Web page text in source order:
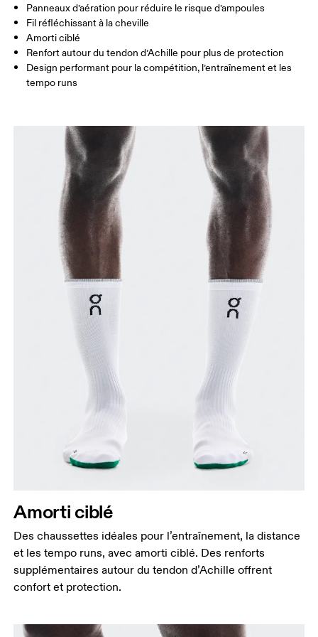
JP 21 — 23
BR 33 — 35 36 — 38
Panneaux d’aération pour réduire le risque d’ampoules
Fil réfléchissant à la cheville
Amorti ciblé
Renfort autour du tendon d’Achille pour plus de protection
Design performant pour la compétition, l’entraînement et les
tempo runs
Amorti ciblé
Des chaussettes idéales pour l’entraînement, la distance
et les tempo runs, avec amorti ciblé. Des renforts
supplémentaires autour du tendon d’Achille offrent
confort et protection.